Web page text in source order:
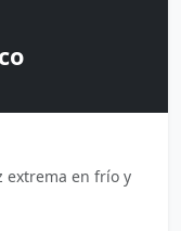
extrema en frío y